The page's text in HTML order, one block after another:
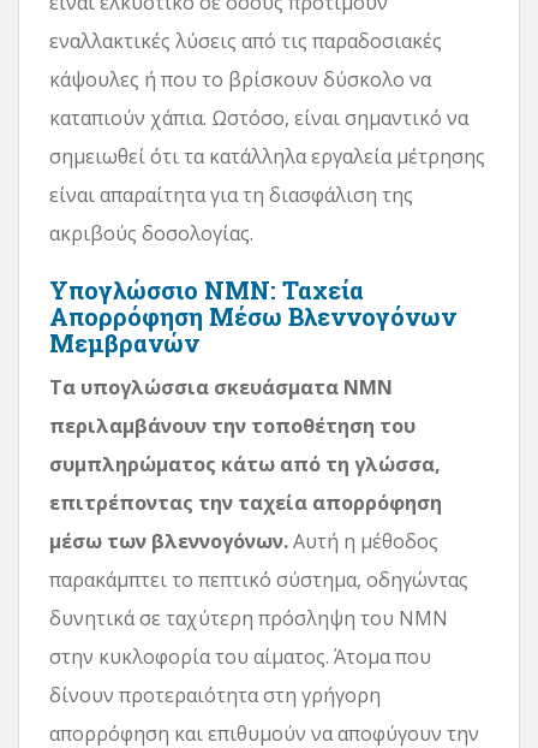
εναλλακτικές λύσεις από τις παραδοσιακές
κάψουλες ή που το βρίσκουν δύσκολο να
καταπιούν χάπια. Ωστόσο, είναι σημαντικό να
σημειωθεί ότι τα κατάλληλα εργαλεία μέτρησης
είναι απαραίτητα για τη διασφάλιση της
ακριβούς δοσολογίας.
Υπογλώσσιο NMN: Ταχεία
Απορρόφηση Μέσω Βλεννογόνων
Μεμβρανών
Τα υπογλώσσια σκευάσματα NMN
περιλαμβάνουν την τοποθέτηση του
συμπληρώματος κάτω από τη γλώσσα,
επιτρέποντας την ταχεία απορρόφηση
μέσω των βλεννογόνων.Αυτή η μέθοδος
παρακάμπτει το πεπτικό σύστημα, οδηγώντας
δυνητικά σε ταχύτερη πρόσληψη του NMN
στην κυκλοφορία του αίματος. Άτομα που
δίνουν προτεραιότητα στη γρήγορη
απορρόφηση και επιθυμούν να αποφύγουν την